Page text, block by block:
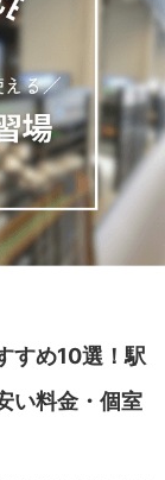
すめ10選！駅
い料金・個室